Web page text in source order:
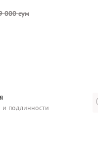
000 сум
и подлинности